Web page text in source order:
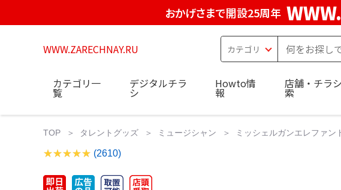
おかげさまで開設25周年
WWW.ZARECHNAY.RU
カテゴリ一
覧
デジタルチラ
シ
Howto情
報
店舗・チラ
索
TOP タレントグッズ ミュージシャン ミッシェルガンエレファ
(2610)